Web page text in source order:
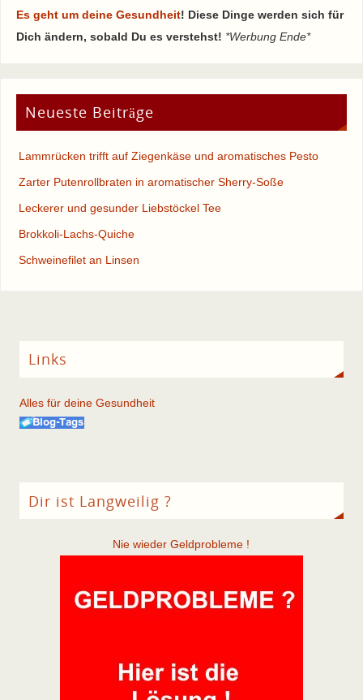
Es geht um deine Gesundheit! Diese Dinge werden sich für
Dich ändern, sobald Du es verstehst! *Werbung Ende*
Neueste Beiträge
Lammrücken trifft auf Ziegenkäse und aromatisches Pesto
Zarter Putenrollbraten in aromatischer Sherry-Soße
Leckerer und gesunder Liebstöckel Tee
Brokkoli-Lachs-Quiche
Schweinefilet an Linsen
Links
Alles für deine Gesundheit
Dir ist Langweilig ?
Nie wieder Geldprobleme !